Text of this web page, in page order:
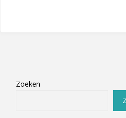
Zoeken